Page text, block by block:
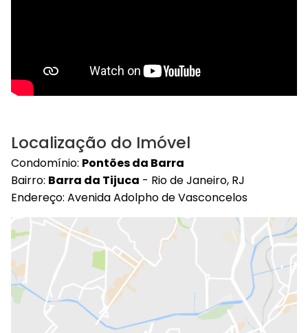
Localização do Imóvel
Condomínio: Pontões da Barra
Bairro: Barra da Tijuca - Rio de Janeiro, RJ
Endereço: Avenida Adolpho de Vasconcelos